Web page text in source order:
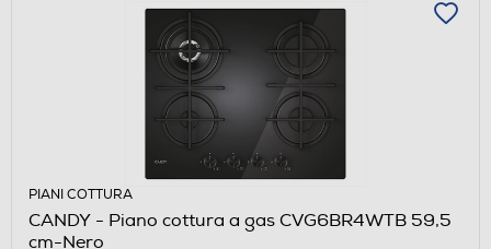
PIANI COTTURA
CANDY - Piano cottura a gas CVG6BR4WTB 59,5
cm-Nero